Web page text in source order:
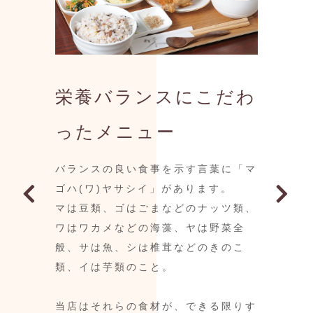
当店はお子様用メニューもご用意して
おり、お子様も楽しんでいただけるカ
フェです。
メニューだけではなく、プレイゾーン
もご用意しているため飽きることなく
大人だけで会話を楽しみたいというお
奈良にあるから『Café卑弥呼（カフ
ェヒミコ）』という名前を付けたとイ
メージされる方も多いかと思います
私の人生に、卑弥呼は何度も登場しま
した。
昔卑弥呼の博多人形にすごく感銘を受
けたこと、そしてその博多人形を購入
したこと、さらには何かの占いで卑弥
けたことなど、今までに卑弥呼にかか
栄養バランスにこだわ
ったメニュー
バランスの良い食事を示す言葉に「マ
ゴハ(ワ)ヤサシイ」があります。
マは豆類、ゴはごまなどのナッツ類、
ワはワカメなどの海藻、ヤは野菜全
般、サは魚、シは椎茸などのきのこ
類、イは芋類のこと。
当店はそれらの食材が、できる限りす
当店はお子様用メニューもご用意して
おり、お子様も楽しんでいただけるカ
フェです。
メニューだけではなく、プレイゾーン
もご用意しているため飽きることなく
大人だけで会話を楽しみたいというお
奈良にあるから『Café卑弥呼（カフ
ェヒミコ）』という名前を付けたとイ
メージされる方も多いかと思います
私の人生に、卑弥呼は何度も登場しま
した。
昔卑弥呼の博多人形にすごく感銘を受
けたこと、そしてその博多人形を購入
したこと、さらには何かの占いで卑弥
けたことなど、今までに卑弥呼にかか